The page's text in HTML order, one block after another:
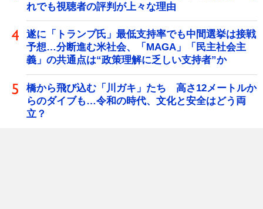
れでも視聴者の評判が上々な理由
遂に「トランプ氏」最低支持率でも中間選挙は接戦
予想…分断進む米社会、「MAGA」「民主社会主
義」の共通点は“政策理解に乏しい支持者”か
橋から飛び込む「川ガキ」たち 高さ12メートルか
らのダイブも…令和の時代、文化と安全はどう両
立？